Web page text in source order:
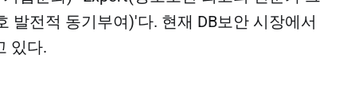
발전적 동기부여)'다. 현재 DB보안 시장에서
있다.